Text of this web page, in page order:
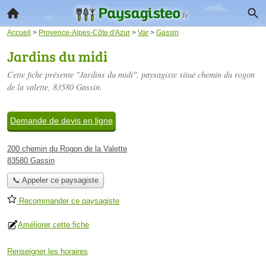
Accueil > Provence-Alpes-Côte d'Azur > Var > Gassin
Jardins du midi
Cette fiche présente "Jardins du midi", paysagiste situé chemin du rogon
de la valette, 83580 Gassin.
Demande de devis en ligne
200 chemin du Rogon de la Valette
83580 Gassin
📞 Appeler ce paysagiste
Recommander ce paysagiste
Améliorer cette fiche
Renseigner les horaires